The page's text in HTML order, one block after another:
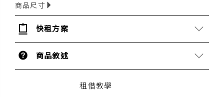
商品尺寸
快租方案
商品敘述
租借教學